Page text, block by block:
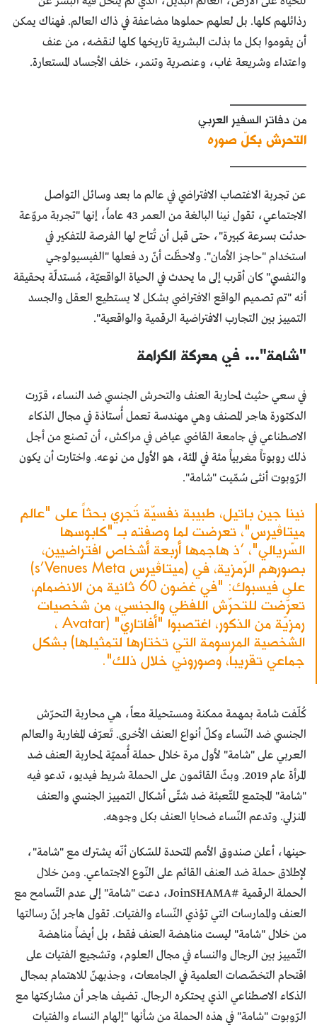
رذائلهم كلها. بل لعلهم حملوها مضاعفة في ذاك العالم. فهناك يمكن
أن يقوموا بكل ما بذلت البشرية تاريخها كلها لنقضه، من عنف
واعتداء وشريعة غاب، وعنصرية وتنمر، خلف الأجساد المستعارة.
من دفاتر السفير العربي
التحرش بكلّ صوره
عن تجربة الاغتصاب الافتراضي في عالم ما بعد وسائل التواصل
الاجتماعي، تقول نينا البالغة من العمر 43 عاماً، إنها "تجربة مروّعة
حدثت بسرعة كبيرة"، حتى قبل أن تُتاح لها الفرصة للتفكير في
استخدام "حاجز الأمان". ولاحظَت أنّ رد فعلها "الفيسيولوجي
والنفسي" كان أقرب إلى ما يحدث في الحياة الواقعيّة، مُستدلّة بحقيقة
أنه "تم تصميم الواقع الافتراضي بشكل لا يستطيع العقل والجسد
التمييز بين التجارب الافتراضية الرقمية والواقعية".
"شامة"... في معركة الكرامة
في سعي حثيث لمحاربة العنف والتحرش الجنسي ضد النساء، قرّرت
الدكتورة هاجر المصنف وهي مهندسة تعمل أُستاذة في مجال الذكاء
الاصطناعي في جامعة القاضي عياض في مراكش، أن تصنع من أجل
ذلك روبوتاً مغربياً مئة في المئة، هو الأول من نوعه. واختارت أن يكون
الرّوبوت أنثى سُمّيت "شامة".
نينا جين باتيل، طبيبة نفسيّة تُجري بحثاً على "عالم
ميتاڤيرس"، تعرضت لما وصفته بـ "كابوسها
السّريالي"، ‘ذ هاجمها أربعة أشخاص افتراضيين،
بصورهم الرّمزية، في (ميتاڤيرس s’Venues Meta)
على فيسبوك: "في غضون 60 ثانية من الانضمام،
تعرّضتُ للتحرّش اللفظي والجنسي، من شخصيات
رمزيّة من الذكور، اغتصبوا "أفاتاري" (Avatar ،
الشخصية المرسومة التي تختارها لتمثيلها) بشكل
جماعي تقريباً، وصوروني خلال ذلك".
كُلّفت شامة بمهمة ممكنة ومستحيلة معاً، هي محاربة التحرّش
الجنسي ضد النّساء وكلّ أنواع العنف الأخرى. تَعرّف المغاربة والعالم
العربي على "شامة" لأول مرة خلال حملة أُمميّة لمحاربة العنف ضد
المرأة عام 2019. وبثّ القائمون على الحملة شريط فيديو، تدعو فيه
"شامة" المجتمع للتّعبئة ضد شتّى أشكال التمييز الجنسي والعنف
المنزلي. وتدعم النّساء ضحايا العنف بكل وجوهه.
حينها، أعلن صندوق الأمم المتحدة للسّكان أنّه يشترك مع "شامة"،
لإطلاق حملة ضد العنف القائم على النّوع الاجتماعي. ومن خلال
الحملة الرقمية #JoinSHAMA، دعت "شامة" إلى عدم التّسامح مع
العنف والممارسات التي تؤذي النّساء والفتيات. تقول هاجر إنّ رسالتها
من خلال "شامة" ليست مناهضة العنف فقط، بل أيضاً مناهضة
التّمييز بين الرجال والنساء في مجال العلوم، وتشجيع الفتيات على
اقتحام التخصّصات العلمية في الجامعات، وجذبهنّ للاهتمام بمجال
الذكاء الاصطناعي الذي يحتكره الرجال. تضيف هاجر أن مشاركتها مع
الرّوبوت "شامة" في هذه الحملة من شأنها "إلهام النساء والفتيات